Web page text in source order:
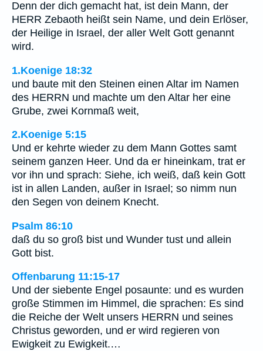
Denn der dich gemacht hat, ist dein Mann, der
HERR Zebaoth heißt sein Name, und dein Erlöser,
der Heilige in Israel, der aller Welt Gott genannt
wird.
1.Koenige 18:32
und baute mit den Steinen einen Altar im Namen
des HERRN und machte um den Altar her eine
Grube, zwei Kornmaß weit,
2.Koenige 5:15
Und er kehrte wieder zu dem Mann Gottes samt
seinem ganzen Heer. Und da er hineinkam, trat er
vor ihn und sprach: Siehe, ich weiß, daß kein Gott
ist in allen Landen, außer in Israel; so nimm nun
den Segen von deinem Knecht.
Psalm 86:10
daß du so groß bist und Wunder tust und allein
Gott bist.
Offenbarung 11:15-17
Und der siebente Engel posaunte: und es wurden
große Stimmen im Himmel, die sprachen: Es sind
die Reiche der Welt unsers HERRN und seines
Christus geworden, und er wird regieren von
Ewigkeit zu Ewigkeit.…